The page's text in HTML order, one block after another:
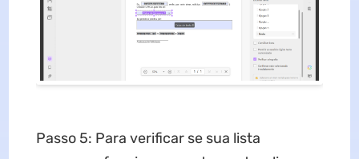
Passo 5: Para verificar se sua lista